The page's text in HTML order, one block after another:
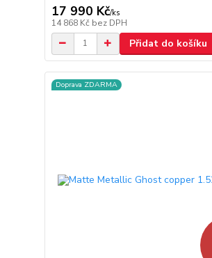
17 990 Kč/ks
14 868 Kč bez DPH
Přidat do košíku
Doprava ZDARMA